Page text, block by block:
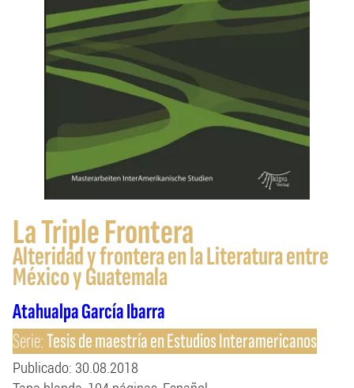
La Triple Frontera
Alteridad y frontera en la Literatura entre
México y Guatemala
Atahualpa García Ibarra
Serie:Tesis de maestría en Estudios Interamericanos
Publicado: 30.08.2018